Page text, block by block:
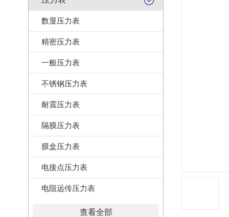
数显压力表
精密压力表
一般压力表
不锈钢压力表
耐震压力表
隔膜压力表
膜盒压力表
电接点压力表
电阻远传压力表
查看全部